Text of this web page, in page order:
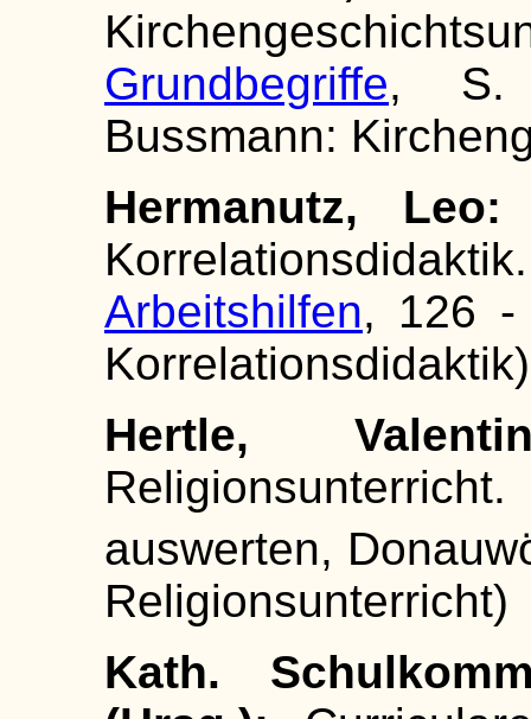
Grundbegriffe, S.
Bussmann:
Hermanutz,
Arbeitshilfen, 126 -
Hertle,
auswerten,
Religionsunterricht)
Kath.